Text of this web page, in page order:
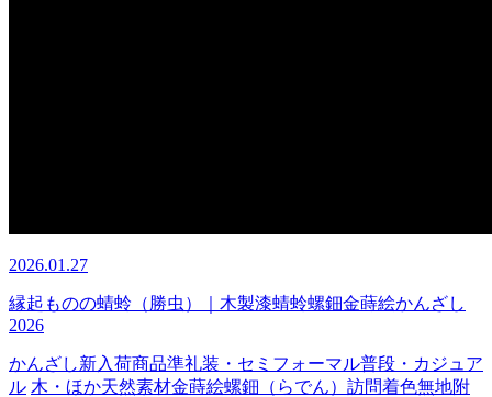
2026.01.27
縁起ものの蜻蛉（勝虫）｜木製漆蜻蛉螺鈿金蒔絵かんざし
2026
かんざし新入荷商品準礼装・セミフォーマル普段・カジュア
ル 木・ほか天然素材金蒔絵螺鈿（らでん） 訪問着色無地附